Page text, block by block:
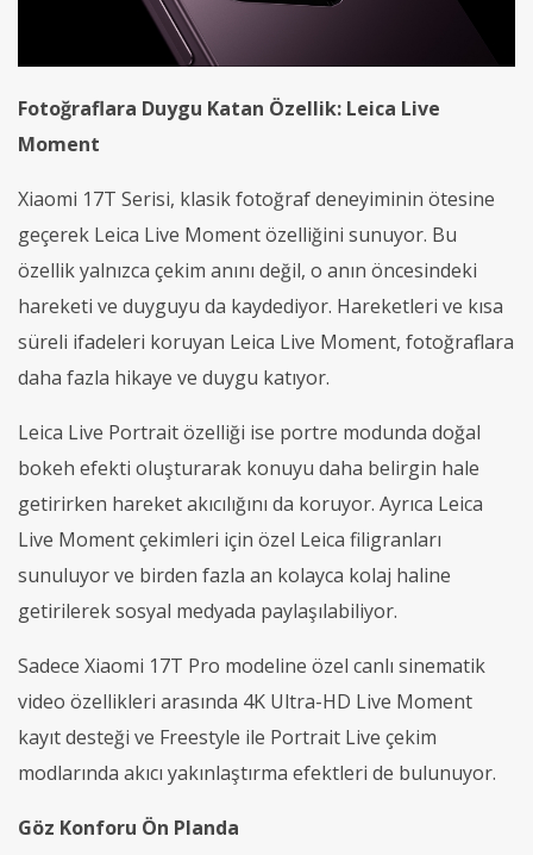
Fotoğraflara Duygu Katan Özellik: Leica Live
Moment
Xiaomi 17T Serisi, klasik fotoğraf deneyiminin ötesine
geçerek Leica Live Moment özelliğini sunuyor. Bu
özellik yalnızca çekim anını değil, o anın öncesindeki
hareketi ve duyguyu da kaydediyor. Hareketleri ve kısa
süreli ifadeleri koruyan Leica Live Moment, fotoğraflara
daha fazla hikaye ve duygu katıyor.
Leica Live Portrait özelliği ise portre modunda doğal
bokeh efekti oluşturarak konuyu daha belirgin hale
getirirken hareket akıcılığını da koruyor. Ayrıca Leica
Live Moment çekimleri için özel Leica filigranları
sunuluyor ve birden fazla an kolayca kolaj haline
getirilerek sosyal medyada paylaşılabiliyor.
Sadece Xiaomi 17T Pro modeline özel canlı sinematik
video özellikleri arasında 4K Ultra-HD Live Moment
kayıt desteği ve Freestyle ile Portrait Live çekim
modlarında akıcı yakınlaştırma efektleri de bulunuyor.
Göz Konforu Ön Planda